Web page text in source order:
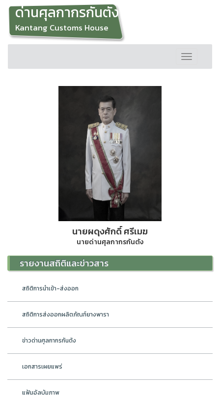
ด่านศุลกากรกันตัง
Kantang Customs House
Toggle
navigation
นายผดุงศักดิ์ ศรีเมฆ
นายด่านศุลกากรกันตัง
รายงานสถิติและข่าวสาร
สถิติการนำเข้า-ส่งออก
สถิติการส่งออกผลิตภัณฑ์ยางพารา
ข่าวด่านศุลกากรกันตัง
เอกสารเผยแพร่
แฟ้มอัลบัมภาพ